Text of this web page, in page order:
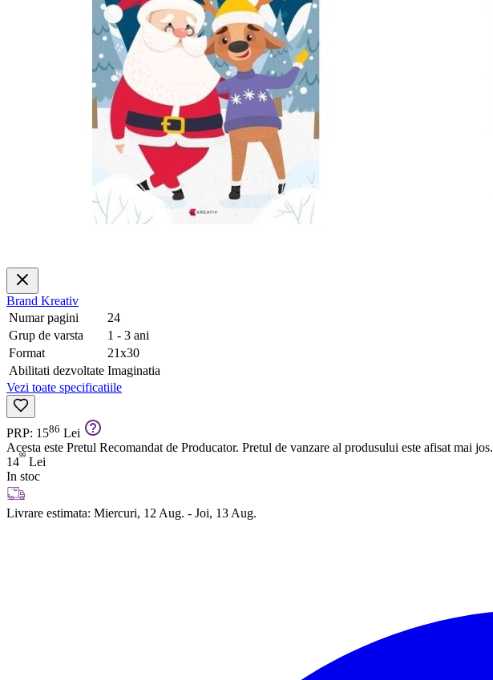
Brand Kreativ
Numar pagini
24
Grup de varsta
1 - 3 ani
Format
21x30
Abilitati dezvoltate Imaginatia
Vezi toate specificatiile
PRP: 1586 Lei
Acesta este Pretul Recomandat de Producator. Pretul de vanzare al produsului este afisat mai jos.
1499 Lei
In stoc
Livrare estimata: Miercuri, 12 Aug. - Joi, 13 Aug.